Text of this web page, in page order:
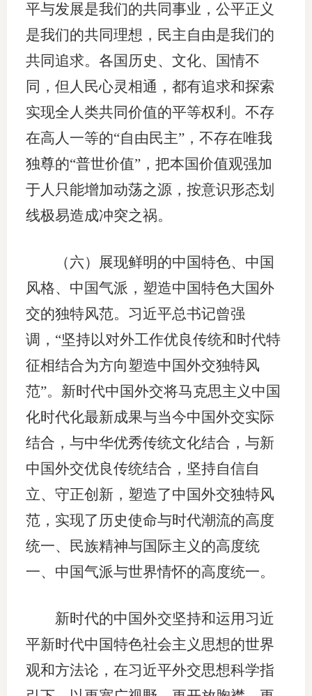
平与发展是我们的共同事业，公平正义
是我们的共同理想，民主自由是我们的
共同追求。各国历史、文化、国情不
同，但人民心灵相通，都有追求和探索
实现全人类共同价值的平等权利。不存
在高人一等的“自由民主”，不存在唯我
独尊的“普世价值”，把本国价值观强加
于人只能增加动荡之源，按意识形态划
线极易造成冲突之祸。
（六）展现鲜明的中国特色、中国
风格、中国气派，塑造中国特色大国外
交的独特风范。习近平总书记曾强
调，“坚持以对外工作优良传统和时代特
征相结合为方向塑造中国外交独特风
范”。新时代中国外交将马克思主义中国
化时代化最新成果与当今中国外交实际
结合，与中华优秀传统文化结合，与新
中国外交优良传统结合，坚持自信自
立、守正创新，塑造了中国外交独特风
范，实现了历史使命与时代潮流的高度
统一、民族精神与国际主义的高度统
一、中国气派与世界情怀的高度统一。
新时代的中国外交坚持和运用习近
平新时代中国特色社会主义思想的世界
观和方法论，在习近平外交思想科学指